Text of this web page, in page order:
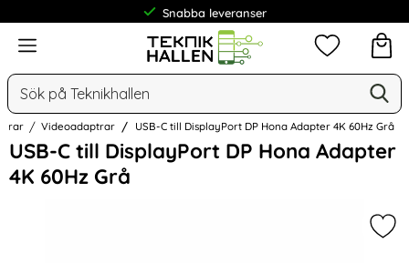
Snabba leveranser
Frakt från 19 kr
Meny
Sök
Mina
Videoadaptrar USB-C till DisplayPort DP Hona Adapter 4K 60Hz Grå
USB-C till DisplayPort DP Hona Adapter
4K 60Hz Grå
Hoppa
över
Bilder